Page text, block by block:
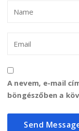
A nevem, e-mail
böngészőben a